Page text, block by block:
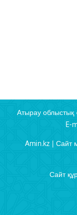
Атырау облыстық
E-
Amin.kz | Сайт
Сайт